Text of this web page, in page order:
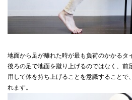
地面から足が離れた時が最も負荷のかかるタ
後ろの足で地面を蹴り上げるのではなく、前
用して体を持ち上げることを意識することで
れます。